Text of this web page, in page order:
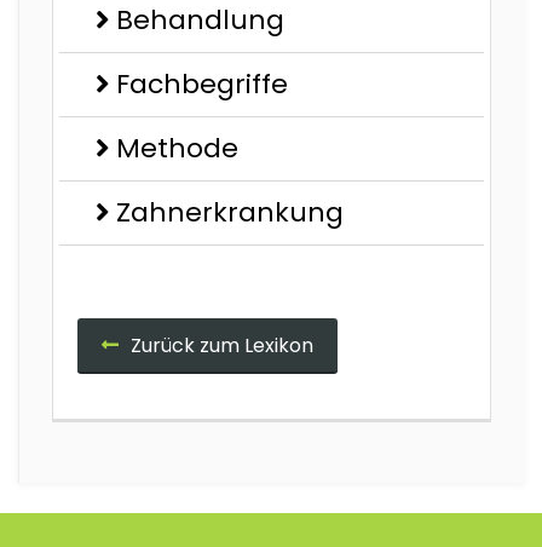
Behandlung
Fachbegriffe
Methode
Zahnerkrankung
Zurück zum Lexikon